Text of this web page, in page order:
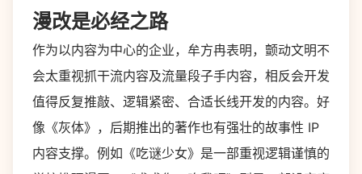
漫改是必经之路
作为以内容为中心的企业，牟方冉表明，颤动文明不
会太重视抓干流内容及流量段子手内容，相反会开发
值得反复推敲、逻辑紧密、合适长线开发的内容。好
像《灰体》，后期推出的著作也有强壮的故事性 IP
内容支撑。例如《吃谜少女》是一部重视逻辑谨慎的